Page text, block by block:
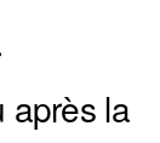
après la